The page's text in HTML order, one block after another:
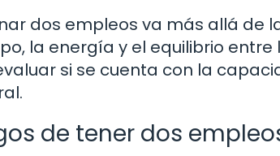
dos empleos va más allá de
la energía y el equilibrio
si se cuenta con la
de tener dos